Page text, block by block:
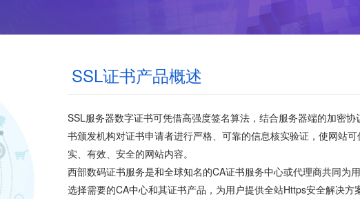
SSL证书产品概述
SSL服务器数字证书可凭借高强度签名算法，结合服务器端的加密
书颁发机构对证书申请者进行严格、可靠的信息核实验证，使网站
实、有效、安全的网站内容。
西部数码证书服务是和全球知名的CA证书服务中心或代理商共同为
选择需要的CA中心和其证书产品，为用户提供全站Https安全解决方